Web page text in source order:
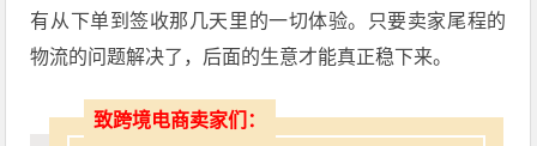
有从下单到签收那几天里的一切体验。只要卖家尾程的
物流的问题解决了，后面的生意才能真正稳下来。
致跨境电商卖家们：